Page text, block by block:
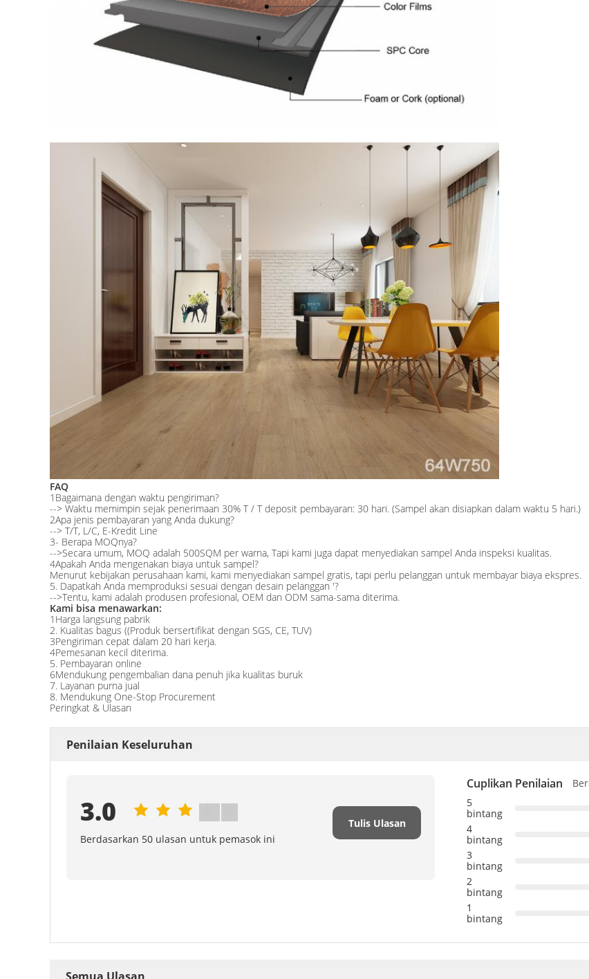
FAQ
1Bagaimana dengan waktu pengiriman?
--> Waktu memimpin sejak penerimaan 30% T / T deposit pembayaran: 30 hari. (Sampel akan disiapkan dalam waktu 5 hari.)
2Apa jenis pembayaran yang Anda dukung?
--> T/T, L/C, E-Kredit Line
3- Berapa MOQnya?
-->Secara umum, MOQ adalah 500SQM per warna, Tapi kami juga dapat menyediakan sampel Anda inspeksi kualitas.
4Apakah Anda mengenakan biaya untuk sampel?
Menurut kebijakan perusahaan kami, kami menyediakan sampel gratis, tapi perlu pelanggan untuk membayar biaya ekspres.
5. Dapatkah Anda memproduksi sesuai dengan desain pelanggan '?
-->Tentu, kami adalah produsen profesional, OEM dan ODM sama-sama diterima.
Kami bisa menawarkan:
1Harga langsung pabrik
2. Kualitas bagus ((Produk bersertifikat dengan SGS, CE, TUV)
3Pengiriman cepat dalam 20 hari kerja.
4Pemesanan kecil diterima.
5. Pembayaran online
6Mendukung pengembalian dana penuh jika kualitas buruk
7. Layanan purna jual
8. Mendukung One-Stop Procurement
Peringkat & Ulasan
Penilaian Keseluruhan
3.0
Berdasarkan 50 ulasan untuk pemasok ini
Tulis Ulasan
Cuplikan Penilaian
5
bintang
4
bintang
3
bintang
2
bintang
1
bintang